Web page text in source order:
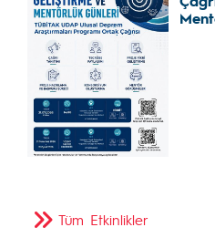
Tüm Etkinlikler